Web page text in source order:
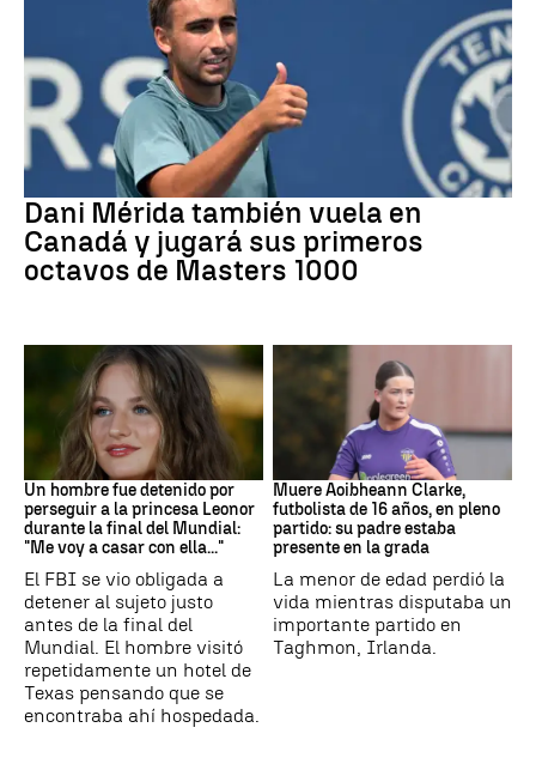
Dani Mérida también vuela en
Canadá y jugará sus primeros
octavos de Masters 1000
Mundial 2026
Un hombre fue detenido por
perseguir a la princesa Leonor
durante la final del Mundial:
"Me voy a casar con ella..."
El FBI se vio obligada a
detener al sujeto justo
antes de la final del
Mundial. El hombre visitó
repetidamente un hotel de
Texas pensando que se
encontraba ahí hospedada.
Muere Aoibheann Clarke,
futbolista de 16 años, en pleno
partido: su padre estaba
presente en la grada
La menor de edad perdió la
vida mientras disputaba un
importante partido en
Taghmon, Irlanda.